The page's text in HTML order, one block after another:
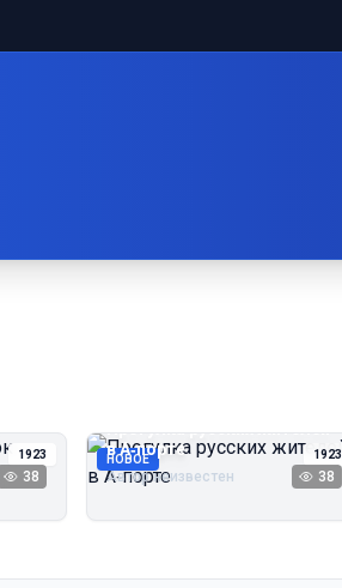
1923
38
НОВОЕ 1923
Прогулка русских жителей
в А‑порте
Автор неизвестен 38